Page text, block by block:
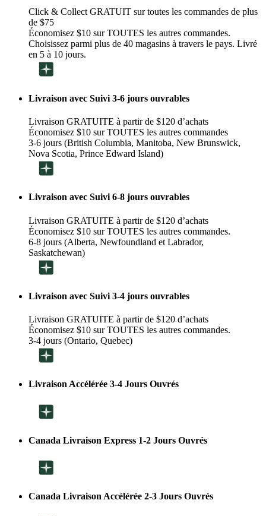
Click & Collect GRATUIT sur toutes les commandes de plus
de $75
Économisez $10 sur TOUTES les autres commandes.
Choisissez parmi plus de 40 magasins à travers le pays. Livré
en 5 à 10 jours.
Livraison avec Suivi 3-6 jours ouvrables
Livraison GRATUITE à partir de $120 d’achats
Économisez $10 sur TOUTES les autres commandes
3-6 jours (British Columbia, Manitoba, New Brunswick,
Nova Scotia, Prince Edward Island)
Livraison avec Suivi 6-8 jours ouvrables
Livraison GRATUITE à partir de $120 d’achats
Économisez $10 sur TOUTES les autres commandes.
6-8 jours (Alberta, Newfoundland et Labrador,
Saskatchewan)
Livraison avec Suivi 3-4 jours ouvrables
Livraison GRATUITE à partir de $120 d’achats
Économisez $10 sur TOUTES les autres commandes.
3-4 jours (Ontario, Quebec)
Livraison Accélérée 3-4 Jours Ouvrés
Canada Livraison Express 1-2 Jours Ouvrés
Canada Livraison Accélérée 2-3 Jours Ouvrés